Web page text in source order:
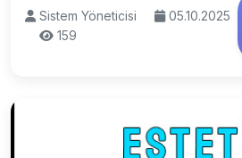
Sistem Yöneticisi
05.10.2025
159